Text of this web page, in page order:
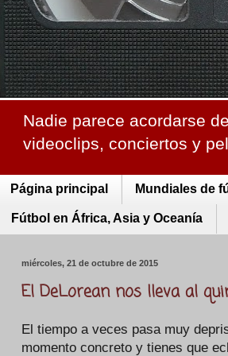
Nadie parece acordarse
videoclips, conciertos y
Página principal Mundiales de
Fútbol en África, Asia y Oceanía
miércoles, 21 de octubre de 2015
El DeLorean nos lleva al
El tiempo a veces pasa muy
momento concreto y tienes que